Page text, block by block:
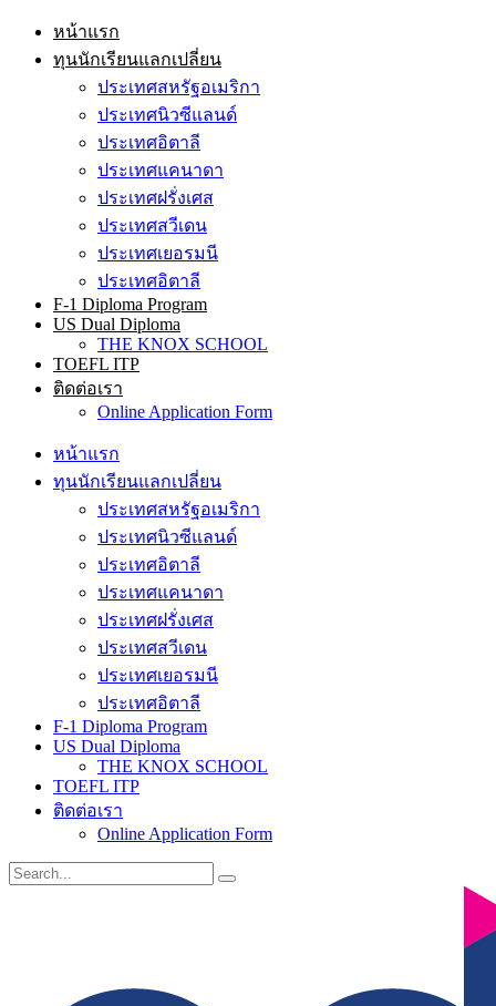
หน้าแรก
ทุนนักเรียนแลกเปลี่ยน
ประเทศสหรัฐอเมริกา
ประเทศนิวซีแลนด์
ประเทศอิตาลี
ประเทศแคนาดา
ประเทศฝรั่งเศส
ประเทศสวีเดน
ประเทศเยอรมนี
ประเทศอิตาลี
F-1 Diploma Program
US Dual Diploma
THE KNOX SCHOOL
TOEFL ITP
ติดต่อเรา
Online Application Form
หน้าแรก
ทุนนักเรียนแลกเปลี่ยน
ประเทศสหรัฐอเมริกา
ประเทศนิวซีแลนด์
ประเทศอิตาลี
ประเทศแคนาดา
ประเทศฝรั่งเศส
ประเทศสวีเดน
ประเทศเยอรมนี
ประเทศอิตาลี
F-1 Diploma Program
US Dual Diploma
THE KNOX SCHOOL
TOEFL ITP
ติดต่อเรา
Online Application Form